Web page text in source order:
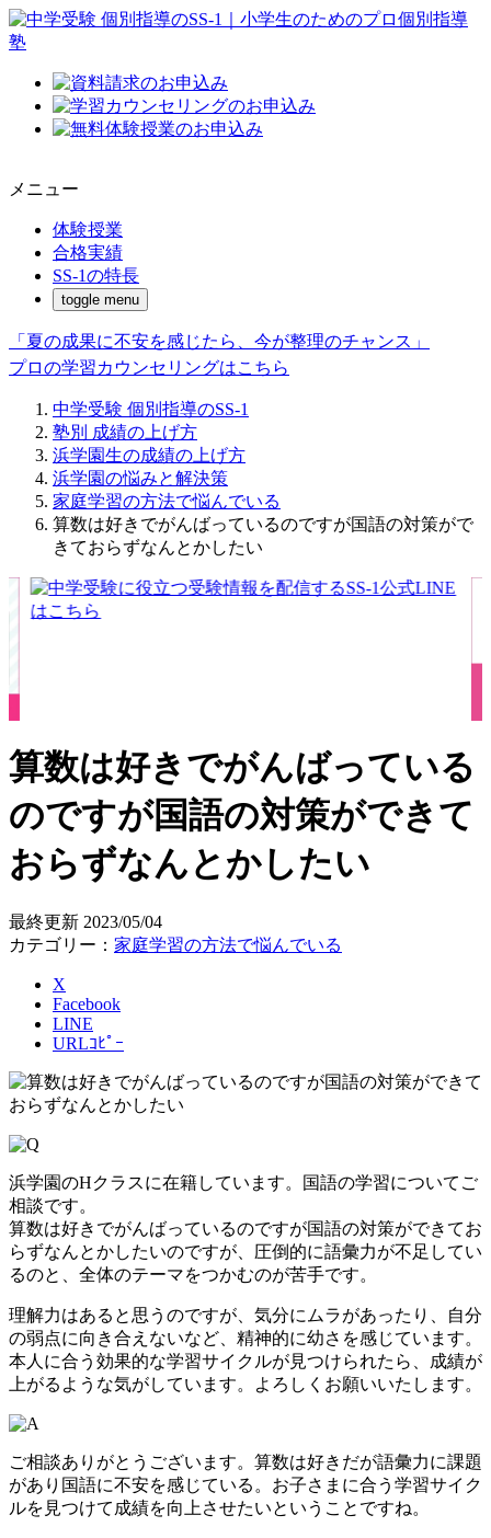
メニュー
体験授業
合格実績
SS-1の特長
toggle menu
「夏の成果に不安を感じたら、今が整理のチャンス」
プロの学習カウンセリングはこちら
中学受験 個別指導のSS-1
塾別 成績の上げ方
浜学園生の成績の上げ方
浜学園の悩みと解決策
家庭学習の方法で悩んでいる
算数は好きでがんばっているのですが国語の対策がで
きておらずなんとかしたい
算数は好きでがんばっている
のですが国語の対策ができて
おらずなんとかしたい
最終更新 2023/05/04
カテゴリー： 家庭学習の方法で悩んでいる
X
Facebook
LINE
URLｺﾋﾟｰ
浜学園のHクラスに在籍しています。国語の学習についてご
相談です。
算数は好きでがんばっているのですが国語の対策ができてお
らずなんとかしたいのですが、圧倒的に語彙力が不足してい
るのと、全体のテーマをつかむのが苦手です。
理解力はあると思うのですが、気分にムラがあったり、自分
の弱点に向き合えないなど、精神的に幼さを感じています。
本人に合う効果的な学習サイクルが見つけられたら、成績が
上がるような気がしています。よろしくお願いいたします。
ご相談ありがとうございます。算数は好きだが語彙力に課題
があり国語に不安を感じている。お子さまに合う学習サイク
ルを見つけて成績を向上させたいということですね。